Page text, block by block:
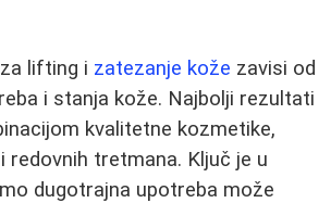
lifting i zatezanje kože zavisi od
i stanja kože. Najbolji rezultati
kvalitetne kozmetike,
redovnih tretmana. Ključ je u
dugotrajna upotreba može